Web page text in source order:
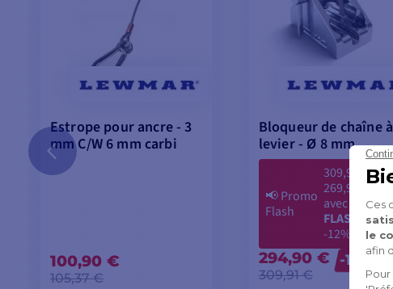
Estrope pour ancre - 3
mm C/W 6 mm carbi
100,90 €
105,37 €
Bloqueur de chaîne à
levier - Ø 8 mm
📢Promo
Flash
309,91 €
269,90 €
avec le code
FLASH26
-12%
294,90 €
309,91 €
-12%